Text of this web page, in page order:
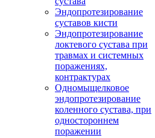
Эндопротезирование
суставов кисти
Эндопротезирование
локтевого сустава при
травмах и системных
поражениях,
контрактурах
Одномыщелковое
эндопротезирование
коленного сустава, при
одностороннем
поражении